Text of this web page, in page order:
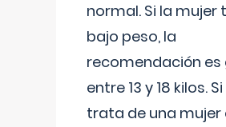
normal. Si la mujer
bajo peso, la
recomendación es
entre 13 y 18 kilos.
trata de una mujer